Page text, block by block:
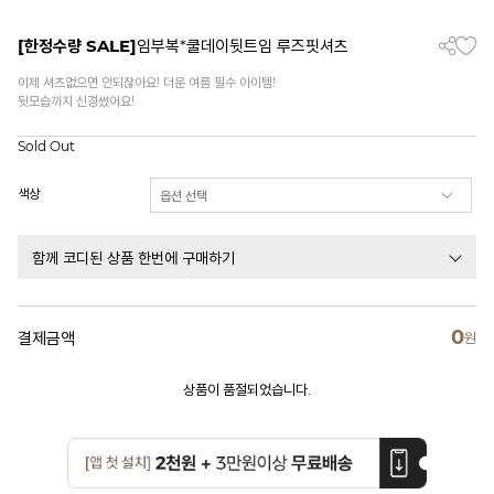
[한정수량 SALE]임부복*쿨데이뒷트임 루즈핏셔츠
이제 셔츠없으면 안되잖아요! 더운 여름 필수 아이템!
뒷모습까지 신경썼어요!
Sold Out
색상
함께 코디된 상품 한번에 구매하기
결제금액 0원
상품이 품절되었습니다.